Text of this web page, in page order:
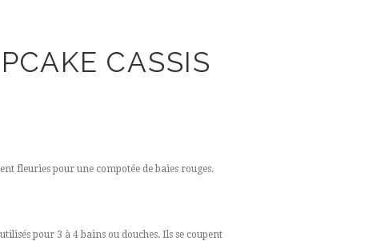
CASSIS
fleuries pour une compotée de baies rouges.
pour 3 à 4 bains ou douches. Ils se coupent